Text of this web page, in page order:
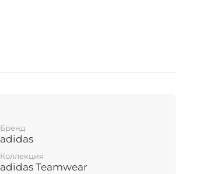
Бренд
adidas
Коллекция
adidas Teamwear